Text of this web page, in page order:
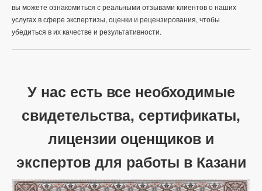
вы можете ознакомиться с реальными отзывами клиентов о наших
услугах в сфере экспертизы, оценки и рецензирования, чтобы
убедиться в их качестве и результативности.
У нас есть все необходимые
свидетельства, сертификаты,
лицензии оценщиков и
экспертов для работы в Казани